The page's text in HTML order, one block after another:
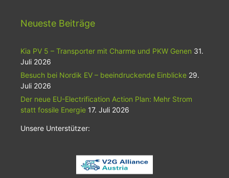
Neueste Beiträge
Kia PV 5 – Transporter mit Charme und PKW Genen 31.
Juli 2026
Besuch bei Nordik EV – beeindruckende Einblicke 29.
Juli 2026
Der neue EU-Electrification Action Plan: Mehr Strom
statt fossile Energie 17. Juli 2026
Unsere Unterstützer: